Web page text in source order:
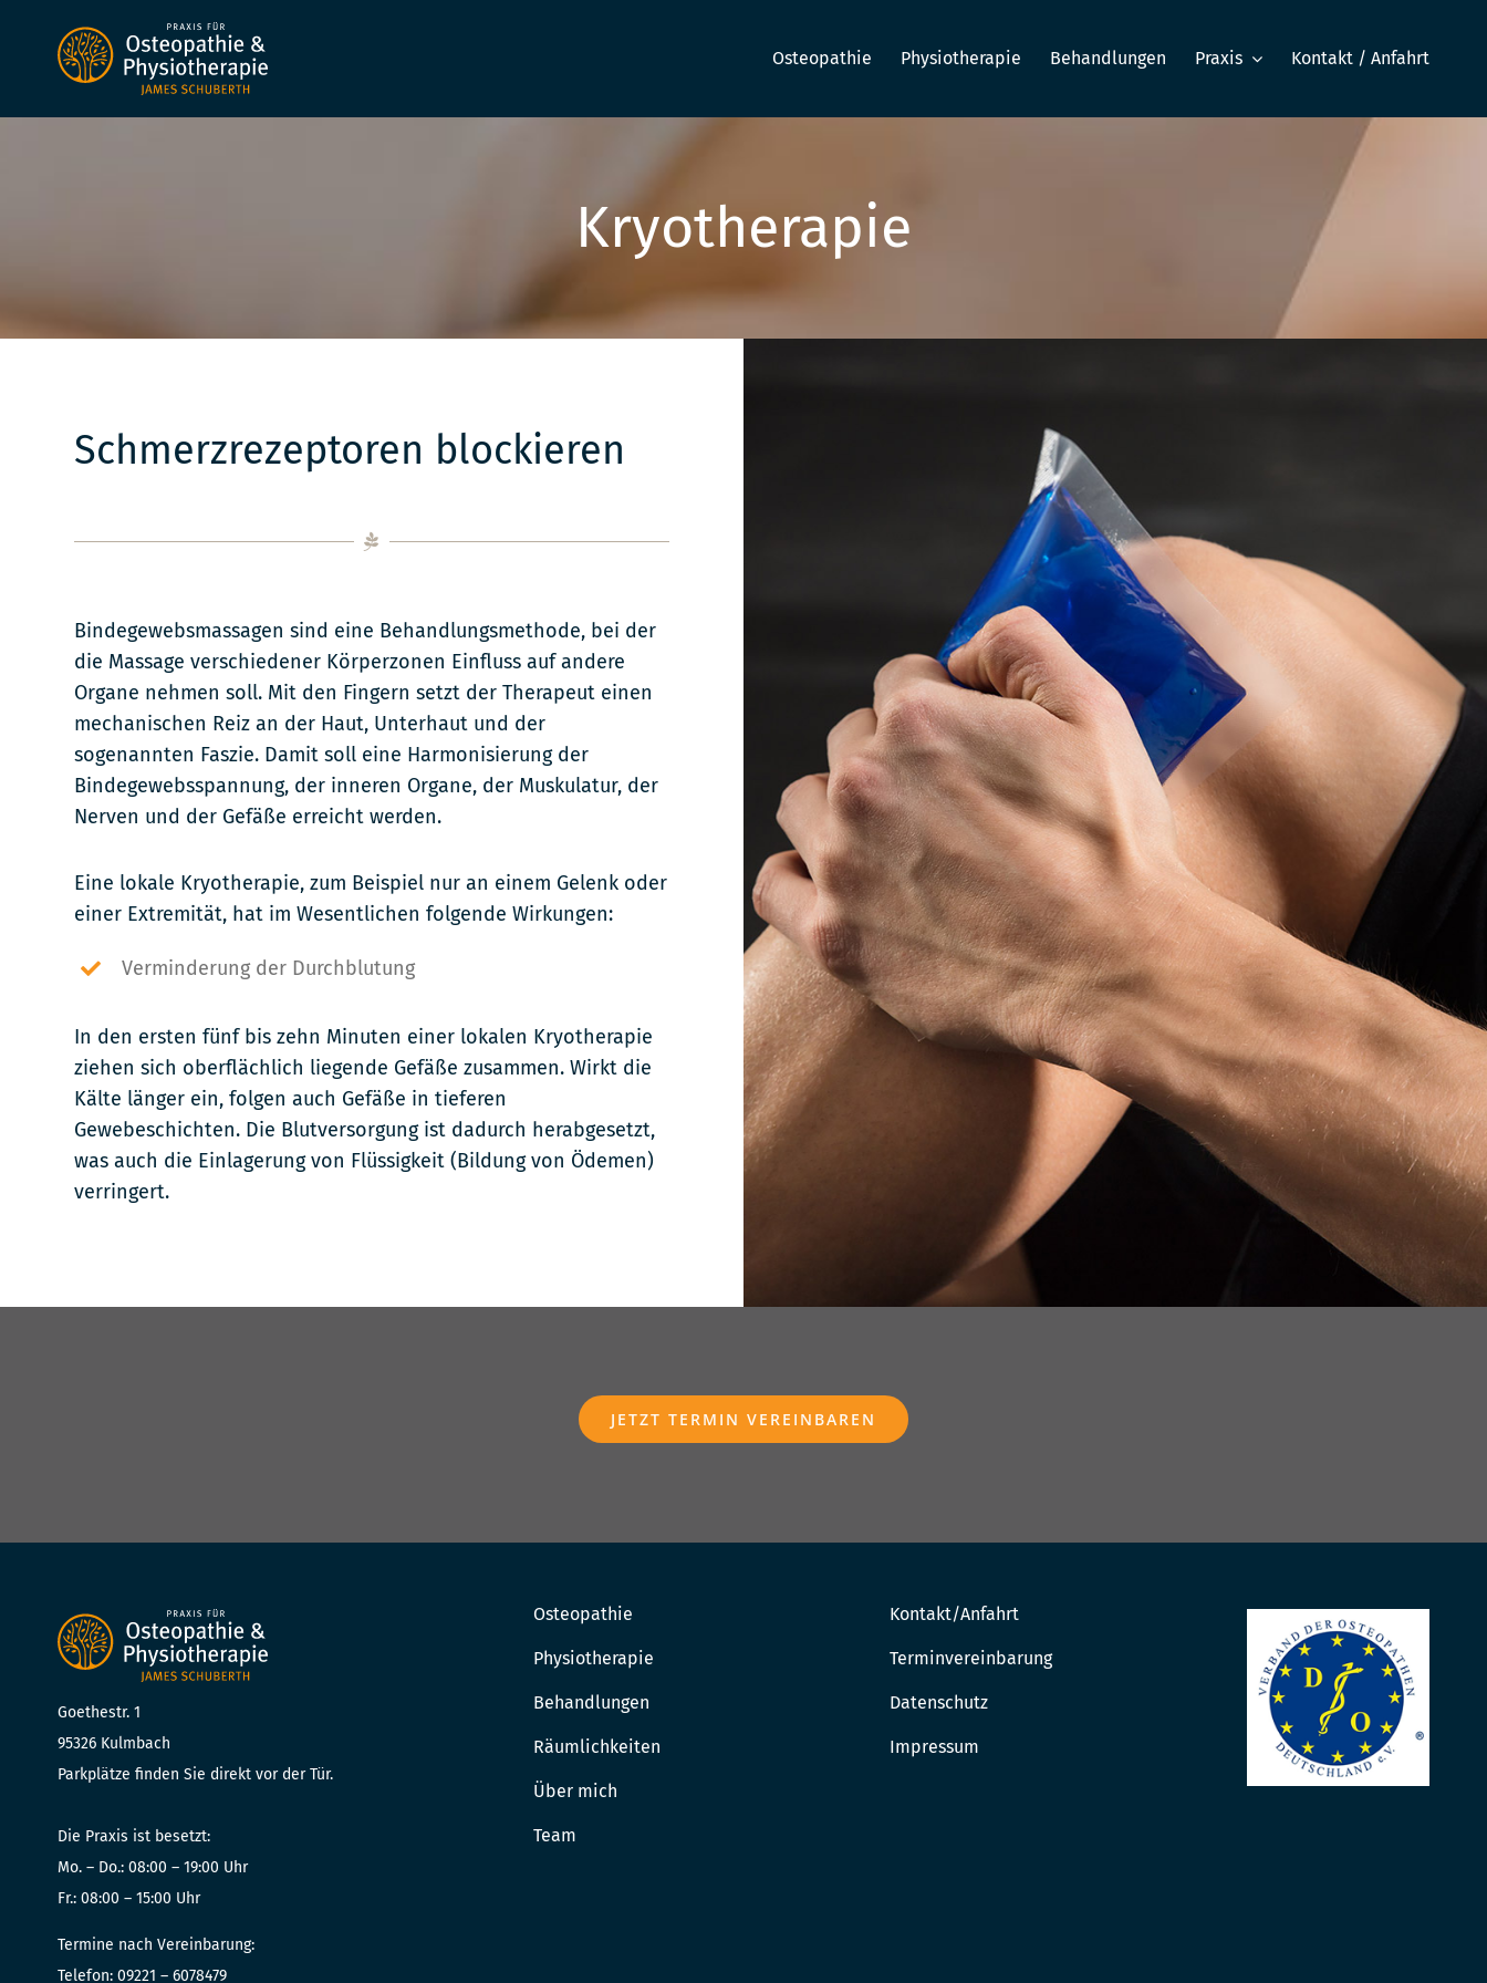
springen
Osteopathie Physiotherapie Behandlungen Praxis Kontakt / Anfahrt
Kryotherapie
Schmerzrezeptoren blockieren
Bindegewebsmassagen sind eine Behandlungsmethode, bei der
die Massage verschiedener Körperzonen Einfluss auf andere
Organe nehmen soll. Mit den Fingern setzt der Therapeut einen
mechanischen Reiz an der Haut, Unterhaut und der
sogenannten Faszie. Damit soll eine Harmonisierung der
Bindegewebsspannung, der inneren Organe, der Muskulatur, der
Nerven und der Gefäße erreicht werden.
Eine lokale Kryotherapie, zum Beispiel nur an einem Gelenk oder
einer Extremität, hat im Wesentlichen folgende Wirkungen:
Verminderung der Durchblutung
In den ersten fünf bis zehn Minuten einer lokalen Kryotherapie
ziehen sich oberflächlich liegende Gefäße zusammen. Wirkt die
Kälte länger ein, folgen auch Gefäße in tieferen
Gewebeschichten. Die Blutversorgung ist dadurch herabgesetzt,
was auch die Einlagerung von Flüssigkeit (Bildung von Ödemen)
verringert.
JETZT TERMIN VEREINBAREN
Goethestr. 1
95326 Kulmbach
Parkplätze finden Sie direkt vor der Tür.
Die Praxis ist besetzt:
Mo. – Do.: 08:00 – 19:00 Uhr
Fr.: 08:00 – 15:00 Uhr
Termine nach Vereinbarung:
Telefon: 09221 – 6078479
Osteopathie
Physiotherapie
Behandlungen
Räumlichkeiten
Über mich
Team
Kontakt/Anfahrt
Terminvereinbarung
Datenschutz
Impressum